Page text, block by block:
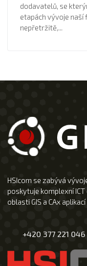
dodavatelů, se
etapách vývoje naší
nepřetržitě,...
HSIcom se zabývá
poskytuje komplexní
oblasti GIS a CAx
+420 377 221 046